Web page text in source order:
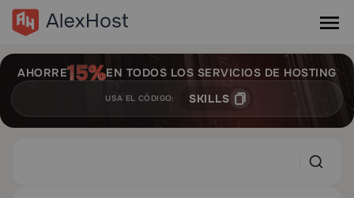
AHORRE EN TODOS LOS SERVICIOS DE HOSTING
USA EL CÓDIGO: SKILLS